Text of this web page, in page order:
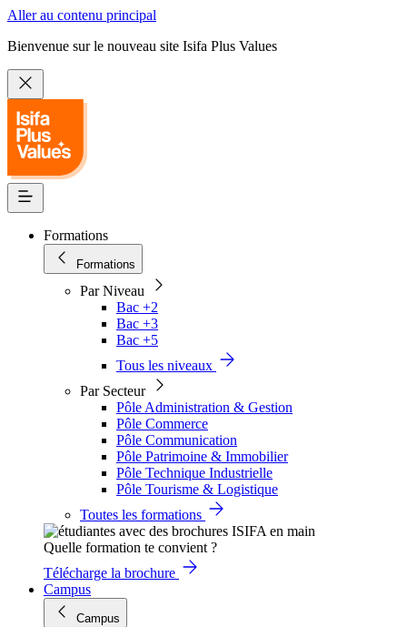
Aller au contenu principal
Bienvenue sur le nouveau site Isifa Plus Values
Formations
Formations
Par Niveau
Bac +2
Bac +3
Bac +5
Tous les niveaux
Par Secteur
Pôle Administration & Gestion
Pôle Commerce
Pôle Communication
Pôle Patrimoine & Immobilier
Pôle Technique Industrielle
Pôle Tourisme & Logistique
Toutes les formations
Quelle formation te convient ?
Télécharge la brochure
Campus
Campus